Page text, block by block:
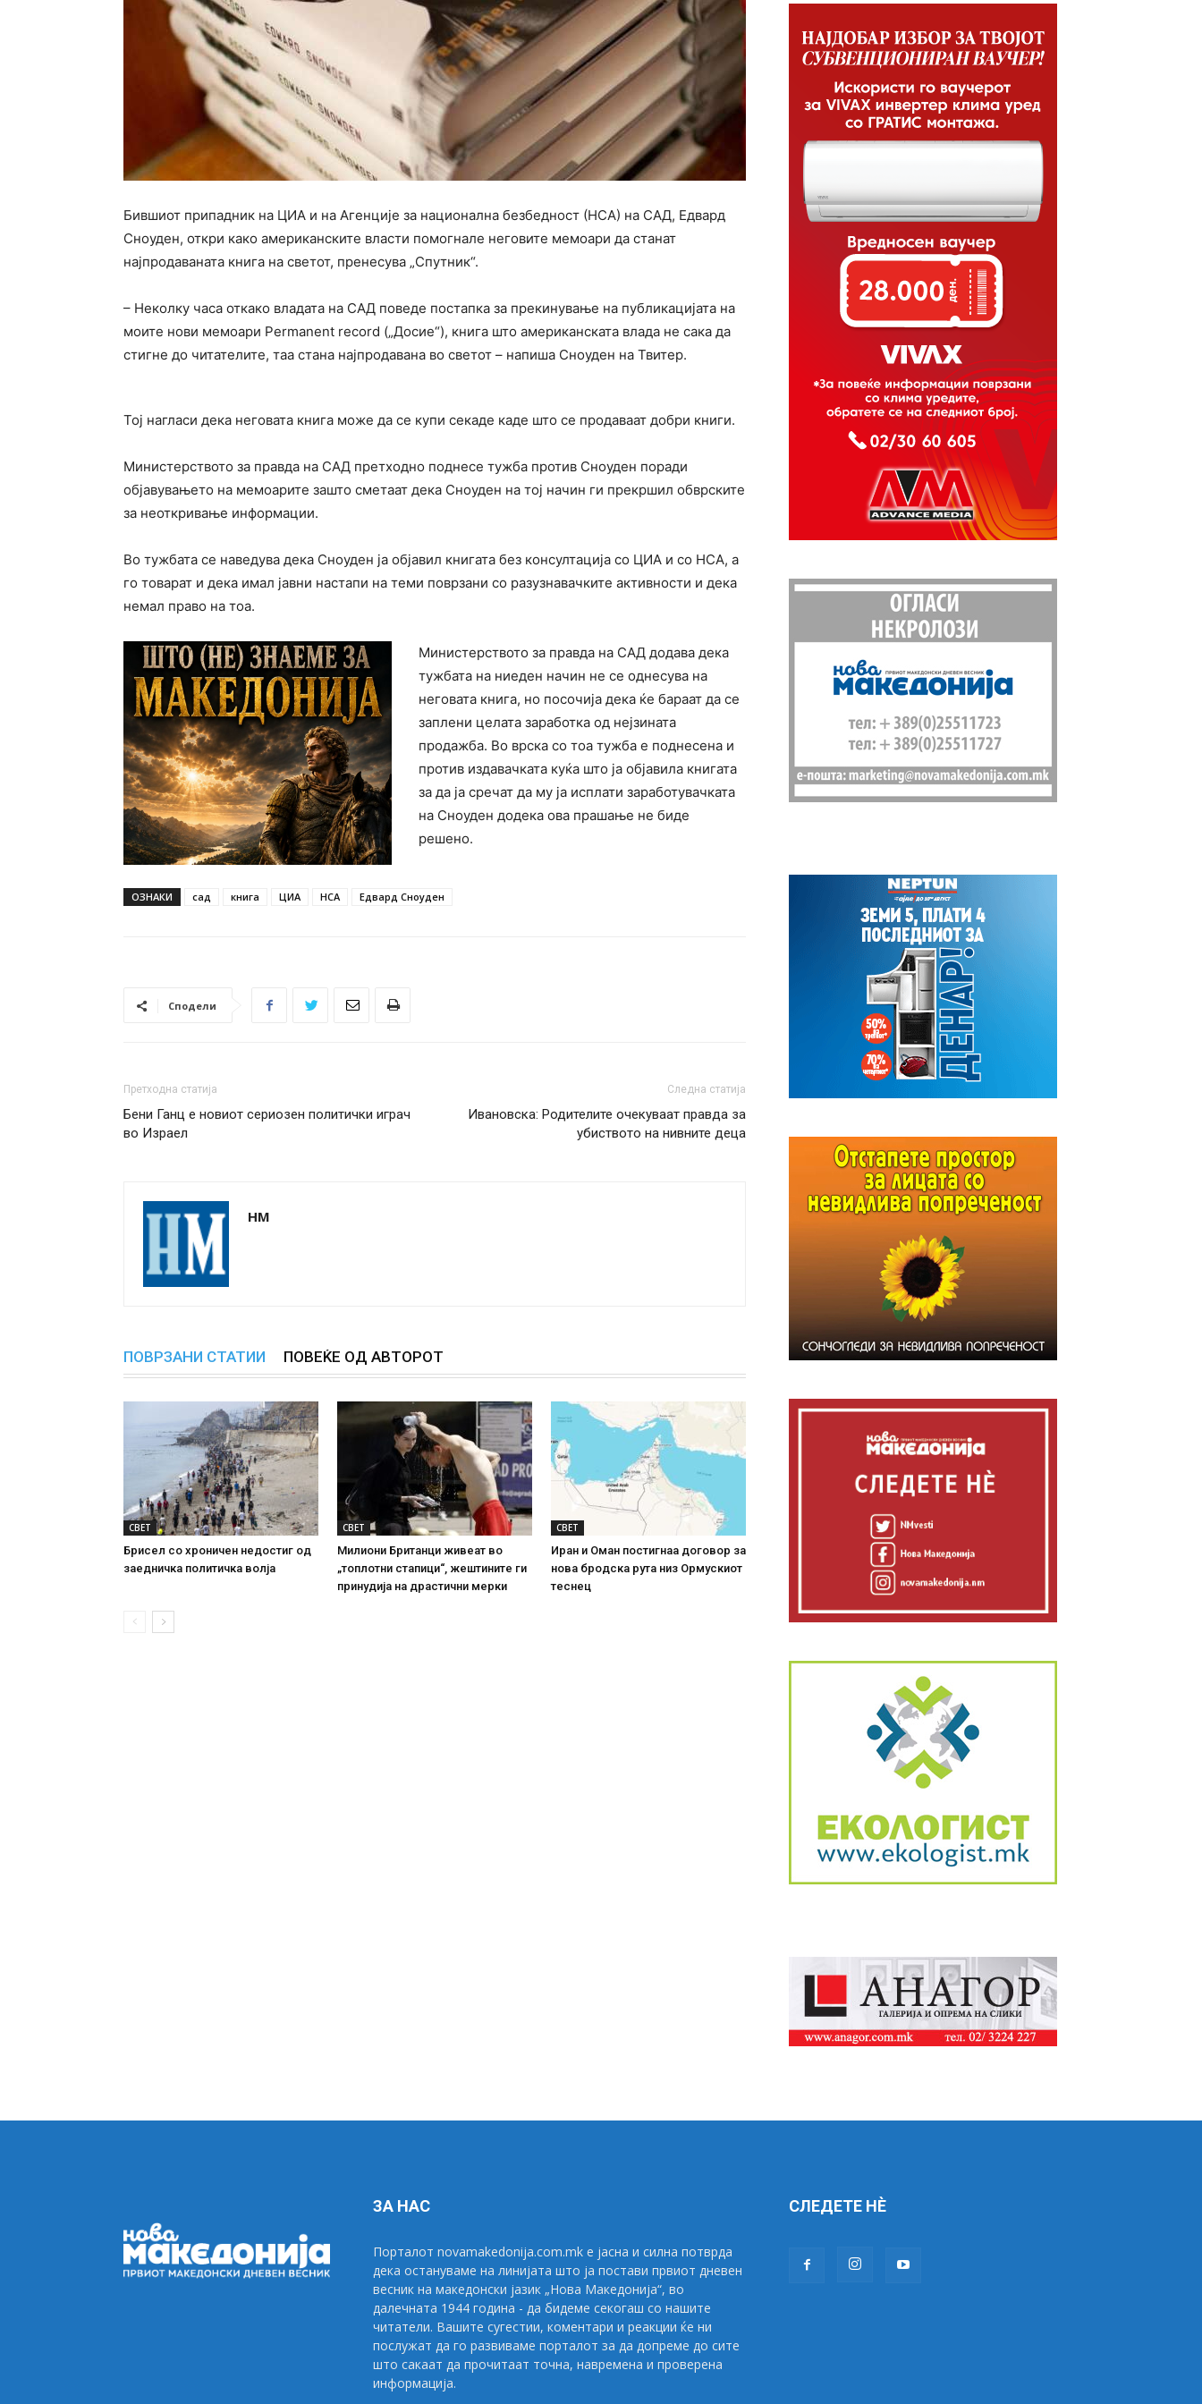
Бившиот припадник на ЦИА и на Агенције за национална безбедност (НСА) на САД, Едвард
Сноуден, откри како американските власти помогнале неговите мемоари да станат
најпродаваната книга на светот, пренесува „Спутник“.
– Неколку часа откако владата на САД поведе постапка за прекинување на публикацијата на
моите нови мемоари Permanent record („Досие“), книга што американската влада не сака да
стигне до читателите, таа стана најпродавана во светот – напиша Сноуден на Твитер.
Тој нагласи дека неговата книга може да се купи секаде каде што се продаваат добри книги.
Министерството за правда на САД претходно поднесе тужба против Сноуден поради
објавувањето на мемоарите зашто сметаат дека Сноуден на тој начин ги прекршил обврските
за неоткривање информации.
Во тужбата се наведува дека Сноуден ја објавил книгата без консултација со ЦИА и со НСА, а
го товарат и дека имал јавни настапи на теми поврзани со разузнавачките активности и дека
немал право на тоа.
Министерството за правда на САД додава дека
тужбата на ниеден начин не се однесува на
неговата книга, но посочија дека ќе бараат да се
заплени целата заработка од нејзината
продажба. Во врска со тоа тужба е поднесена и
против издавачката куќа што ја објавила книгата
за да ја сречат да му ја исплати заработувачката
на Сноуден додека ова прашање не биде
решено.
ОЗНАКИ сад книга ЦИА НСА Едвард Сноуден
Сподели
Претходна статија
Бени Ганц е новиот сериозен политички играч
во Израел
Следна статија
Ивановска: Родителите очекуваат правда за
убиството на нивните деца
НМ
ПОВРЗАНИ СТАТИИ ПОВЕЌЕ ОД АВТОРОТ
СВЕТ
Брисел со хроничен недостиг од
заедничка политичка волја
СВЕТ
Милиони Британци живеат во
„топлотни стапици“, жештините ги
принудија на драстични мерки
СВЕТ
Иран и Оман постигнаа договор за
нова бродска рута низ Ормускиот
теснец
ЗА НАС
Порталот novamakedonija.com.mk е јасна и силна потврда
дека остануваме на линијата што ја постави првиот дневен
весник на македонски јазик „Нова Македонија“, во
далечната 1944 година - да бидеме секогаш со нашите
читатели. Вашите сугестии, коментари и реакции ќе ни
послужат да го развиваме порталот за да допреме до сите
што сакаат да прочитаат точна, навремена и проверена
информација.
СЛЕДЕТЕ НÈ